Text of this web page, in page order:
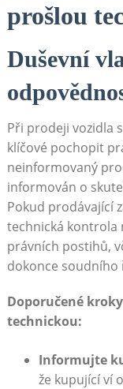
prošlou
Duševní
Při prodeji vozidla
klíčové pochopit
neinformovaný
informován o
Pokud prodávající
technická kontrola
právních postihů,
dokonce soudního
Doporučené
technickou:
Informujte
že kupující ví